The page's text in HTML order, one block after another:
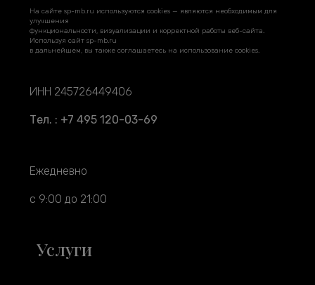
На сайте sp-mb.ru используются cookies — являются необходимым для
улучшения
функциональности, визуализации и корректной работы веб-сайта.
Используя сайт sp-mb.ru
в дальнейшем, вы также соглашаетесь на использование cookies.
ИНН 245726449406
Тел. : +7 495 120-03-69
Ежедневно
с 9:00 до 21:00
Услуги